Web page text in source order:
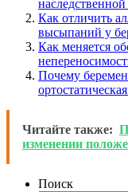
Как отличить
высыпаний у
Как меняется
Почему
Читайте также:
изменении
Поиск